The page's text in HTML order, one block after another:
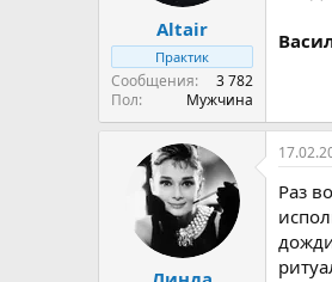
Altair
Практик
Сообщения
3 782
Пол
Мужчина
Раз